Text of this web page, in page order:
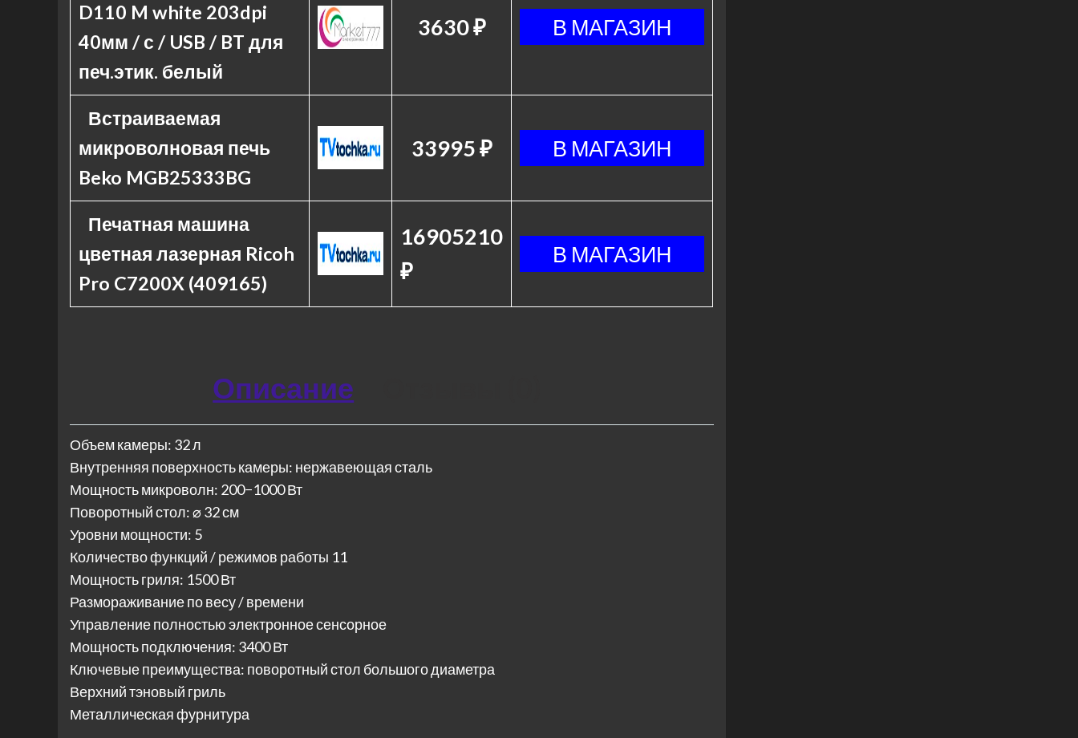
D110 M white 203dpi
40мм / с / USB / BT для
печ.этик. белый
3630 ₽
Встраиваемая
микроволновая печь
Beko MGB25333BG
33995 ₽
Печатная машина
цветная лазерная Ricoh
Pro C7200X (409165)
16905210
₽
Описание
Объем камеры: 32 л
Внутренняя поверхность камеры: нержавеющая сталь
Мощность микроволн: 200−1000 Вт
Поворотный стол: ⌀ 32 см
Уровни мощности: 5
Количество функций / режимов работы 11
Мощность гриля: 1500 Вт
Размораживание по весу / времени
Управление полностью электронное сенсорное
Мощность подключения: 3400 Вт
Ключевые преимущества: поворотный стол большого диаметра
Верхний тэновый гриль
Металлическая фурнитура